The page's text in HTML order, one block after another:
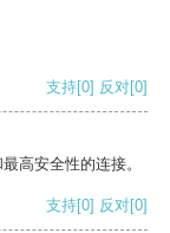
支持[0] 反对[0]
高安全性的连接。
支持[0] 反对[0]